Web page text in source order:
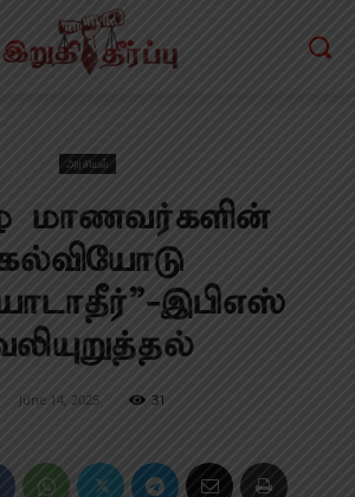
அரசியல்
மாணவர்களின்
இபிஎஸ்
June 14, 2025 31